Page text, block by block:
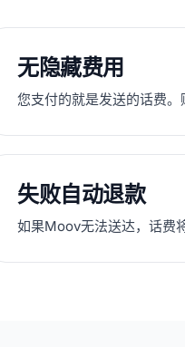
无隐藏费用
您支付的就是发送的话费
失败自动退款
如果Moov无法送达，话费